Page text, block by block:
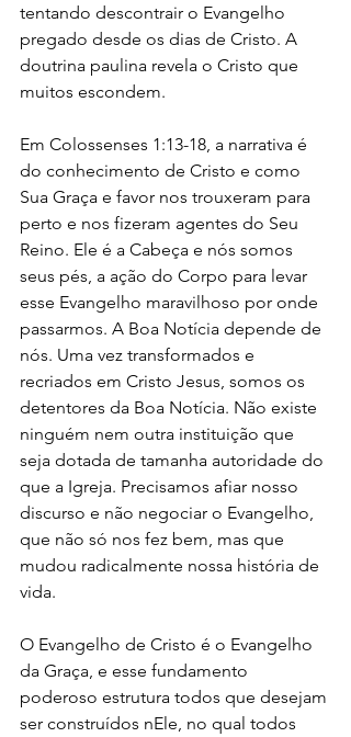
tentando descontrair o Evangelho
pregado desde os dias de Cristo. A
doutrina paulina revela o Cristo que
muitos escondem.
Em Colossenses 1:13-18, a narrativa é
do conhecimento de Cristo e como
Sua Graça e favor nos trouxeram para
perto e nos fizeram agentes do Seu
Reino. Ele é a Cabeça e nós somos
seus pés, a ação do Corpo para levar
esse Evangelho maravilhoso por onde
passarmos. A Boa Notícia depende de
nós. Uma vez transformados e
recriados em Cristo Jesus, somos os
detentores da Boa Notícia. Não existe
ninguém nem outra instituição que
seja dotada de tamanha autoridade do
que a Igreja. Precisamos afiar nosso
discurso e não negociar o Evangelho,
que não só nos fez bem, mas que
mudou radicalmente nossa história de
vida.
O Evangelho de Cristo é o Evangelho
da Graça, e esse fundamento
poderoso estrutura todos que desejam
ser construídos nEle, no qual todos